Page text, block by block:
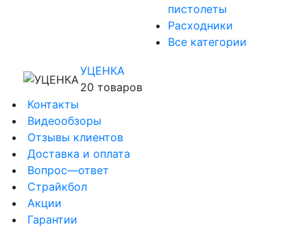
пистолеты
Расходники
Все категории
УЦЕНКА
20 товаров
Контакты
Видеообзоры
Отзывы клиентов
Доставка и оплата
Вопрос—ответ
Страйкбол
Акции
Гарантии